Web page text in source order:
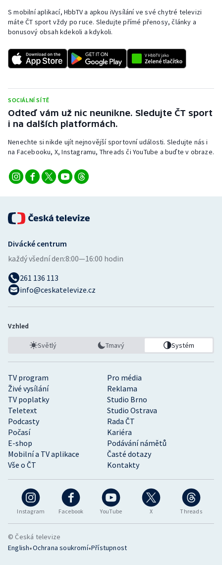
S mobilní aplikací, HbbTV a apkou iVysílání ve své chytré televizi
máte ČT sport vždy po ruce. Sledujte přímé přenosy, články a
bonusový obsah kdekoli a kdykoli.
SOCIÁLNÍ SÍTĚ
Odteď vám už nic neunikne. Sledujte ČT sport
i na dalších platformách.
Nenechte si nikde ujít nejnovější sportovní události. Sledujte nás i
na Facebooku, X, Instagramu, Threads či YouTube a buďte v obraze.
Instagram Facebook YouTube X Threads
TV program
Pro média
Živé vysílání
Reklama
TV poplatky
Studio Brno
Teletext
Studio Ostrava
Podcasty
Rada ČT
Počasí
Kariéra
E-shop
Podávání námětů
Mobilní a TV aplikace
Časté dotazy
Vše o ČT
Kontakty
Divácké centrum
každý všední den:8:00—16:00 hodin
261 136 113
info@ceskatelevize.cz
Vzhled
Světlý Tmavý Systém
© Česká televize
English•Ochrana soukromí•Přístupnost